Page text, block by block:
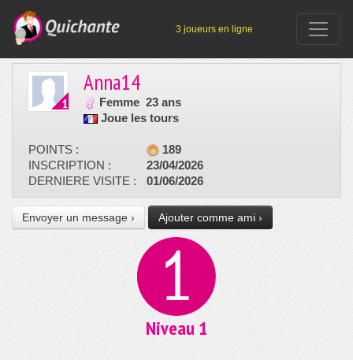
3 joueurs en ligne
Anna14
Femme 23 ans
Joue les tours
POINTS :
189
INSCRIPTION :
23/04/2026
DERNIERE VISITE :
01/06/2026
Envoyer un message › Ajouter comme ami ›
Niveau 1